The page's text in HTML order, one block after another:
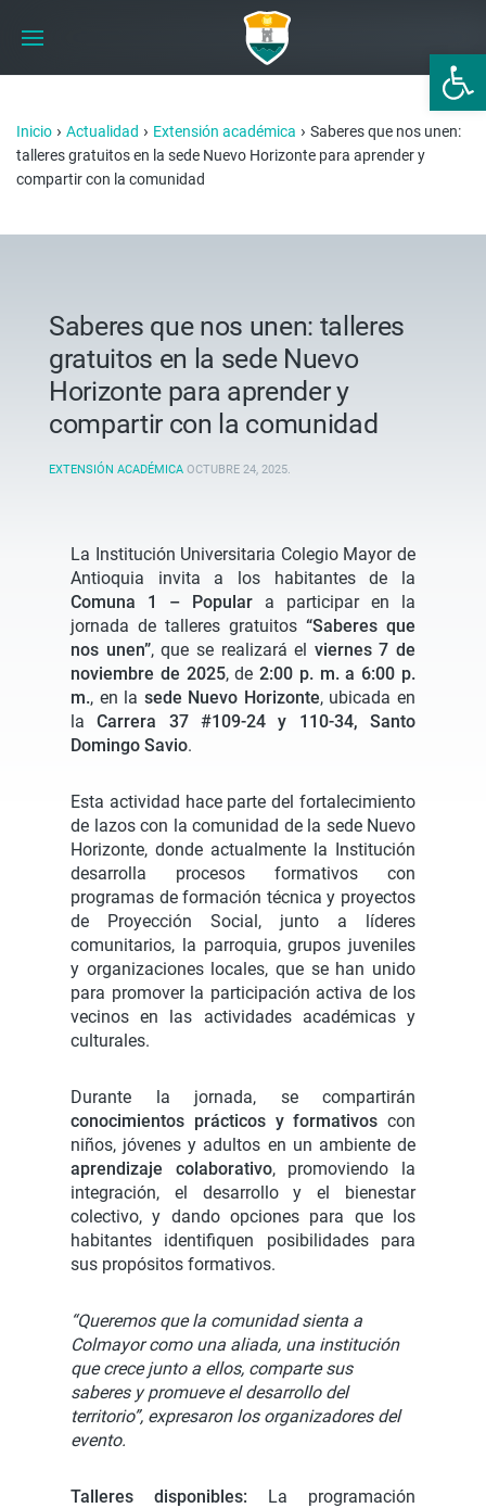
Abrir
Inicio › Actualidad › Extensión académica › Saberes que nos unen:
talleres gratuitos en la sede Nuevo Horizonte para aprender y
compartir con la comunidad
Saberes que nos unen: talleres
gratuitos en la sede Nuevo
Horizonte para aprender y
compartir con la comunidad
EXTENSIÓN ACADÉMICA OCTUBRE 24, 2025.
La Institución Universitaria Colegio Mayor de
Antioquia invita a los habitantes de la
Comuna 1 – Popular a participar en la
jornada de talleres gratuitos “Saberes que
nos unen”, que se realizará el viernes 7 de
noviembre de 2025, de2:00 p. m. a 6:00 p.
m., en la sede Nuevo Horizonte, ubicada en
laCarrera 37 #109-24 y 110-34, Santo
Domingo Savio.
Esta actividad hace parte del fortalecimiento
de lazos con la comunidad de la sede Nuevo
Horizonte, donde actualmente la Institución
desarrolla procesos formativos con
programas de formación técnica y proyectos
de Proyección Social, junto a líderes
comunitarios, la parroquia, grupos juveniles
y organizaciones locales, que se han unido
para promover la participación activa de los
vecinos en las actividades académicas y
culturales.
Durante la jornada, se compartirán
conocimientos prácticos y formativos con
niños, jóvenes y adultos en un ambiente de
aprendizaje colaborativo, promoviendo la
integración, el desarrollo y el bienestar
colectivo, y dando opciones para que los
habitantes identifiquen posibilidades para
sus propósitos formativos.
“Queremos que la comunidad sienta a
Colmayor como una aliada, una institución
que crece junto a ellos, comparte sus
saberes y promueve el desarrollo del
territorio”, expresaron los organizadores del
evento.
Talleres disponibles: La programación